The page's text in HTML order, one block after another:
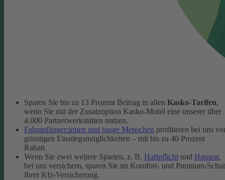
Sparen Sie bis zu 13 Prozent Beitrag in allen Kasko-Tarifen,
wenn Sie mit der Zusatzoption Kasko-Mobil eine unserer über
4.000 Partnerwerkstätten nutzen.
Fahranfänger:innen und junge Menschen profitieren bei uns
günstigen Einstiegsmöglichkeiten – mit bis zu 40 Prozent
Rabatt.
Wenn Sie zwei weitere Sparten, z. B. Haftpflicht und Hausrat,
bei uns versichern, sparen Sie im Komfort- und Premium-
Ihrer Kfz-Versicherung.